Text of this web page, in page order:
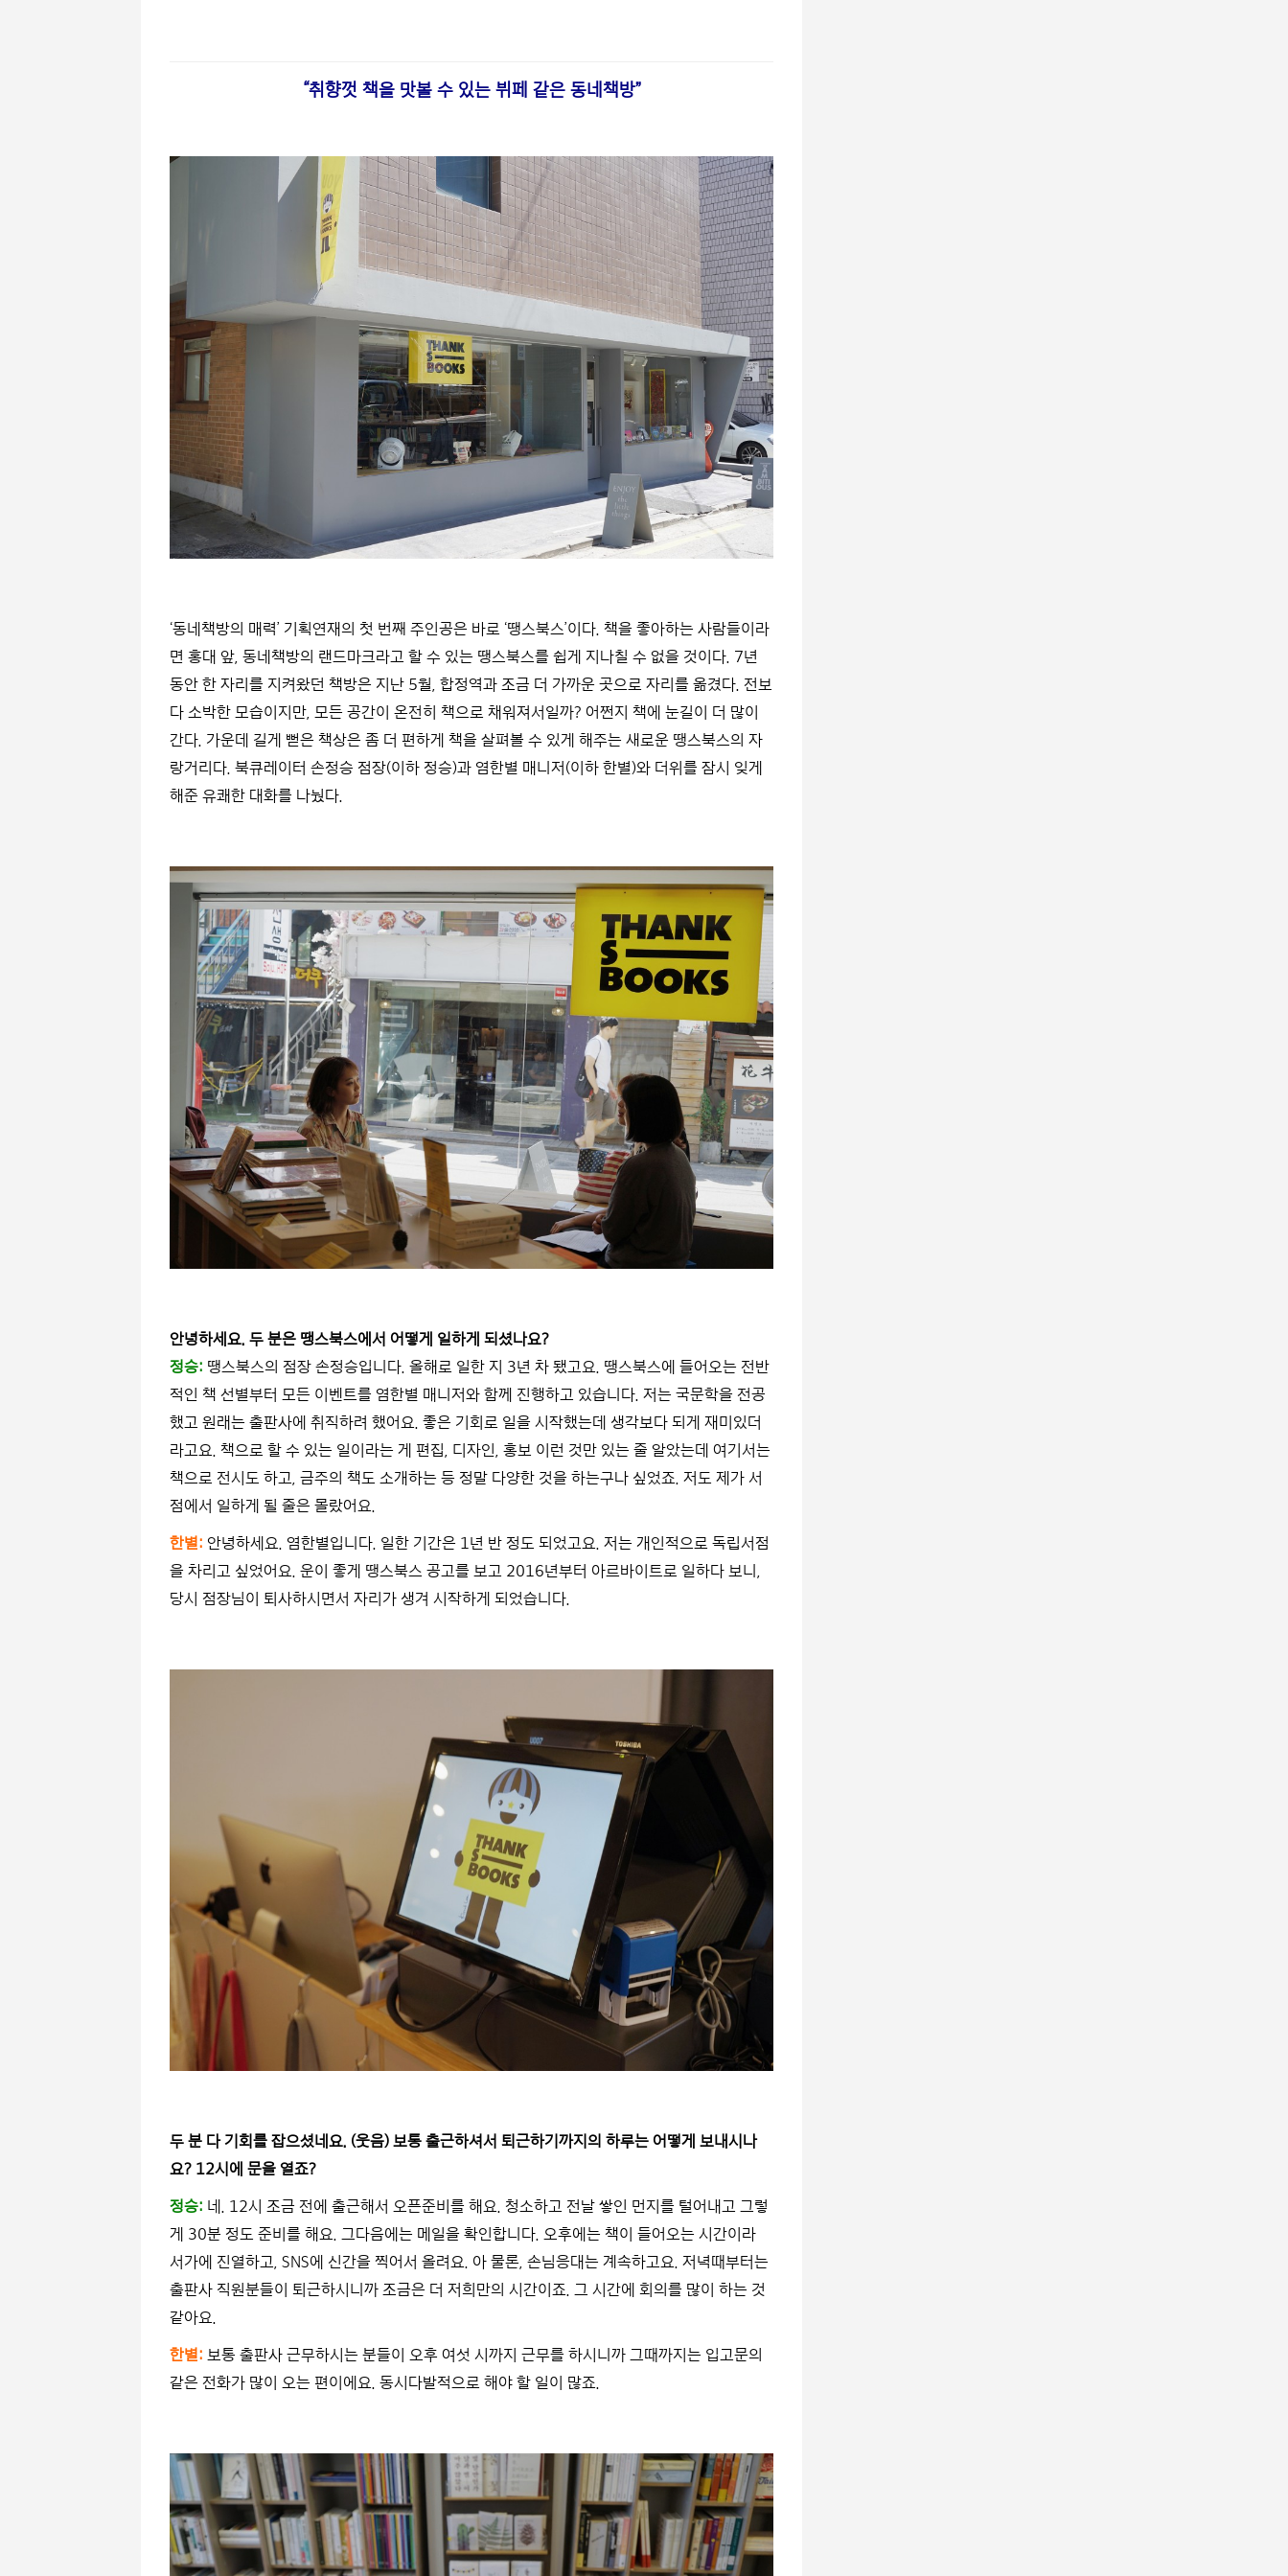
“취향껏 책을 맛볼 수 있는 뷔페 같은 동네책방”
‘동네책방의 매력’ 기획연재의 첫 번째 주인공은 바로 ‘땡스북스’이다. 책을 좋아하는 사람들이라
면 홍대 앞, 동네책방의 랜드마크라고 할 수 있는 땡스북스를 쉽게 지나칠 수 없을 것이다. 7년
동안 한 자리를 지켜왔던 책방은 지난 5월, 합정역과 조금 더 가까운 곳으로 자리를 옮겼다. 전보
다 소박한 모습이지만, 모든 공간이 온전히 책으로 채워져서일까? 어쩐지 책에 눈길이 더 많이
간다. 가운데 길게 뻗은 책상은 좀 더 편하게 책을 살펴볼 수 있게 해주는 새로운 땡스북스의 자
랑거리다. 북큐레이터 손정승 점장(이하 정승)과 염한별 매니저(이하 한별)와 더위를 잠시 잊게
해준 유쾌한 대화를 나눴다.
안녕하세요. 두 분은 땡스북스에서 어떻게 일하게 되셨나요?
정승: 땡스북스의 점장 손정승입니다. 올해로 일한 지 3년 차 됐고요. 땡스북스에 들어오는 전반
적인 책 선별부터 모든 이벤트를 염한별 매니저와 함께 진행하고 있습니다. 저는 국문학을 전공
했고 원래는 출판사에 취직하려 했어요. 좋은 기회로 일을 시작했는데 생각보다 되게 재미있더
라고요. 책으로 할 수 있는 일이라는 게 편집, 디자인, 홍보 이런 것만 있는 줄 알았는데 여기서는
책으로 전시도 하고, 금주의 책도 소개하는 등 정말 다양한 것을 하는구나 싶었죠. 저도 제가 서
점에서 일하게 될 줄은 몰랐어요.
한별: 안녕하세요. 염한별입니다. 일한 기간은 1년 반 정도 되었고요. 저는 개인적으로 독립서점
을 차리고 싶었어요. 운이 좋게 땡스북스 공고를 보고 2016년부터 아르바이트로 일하다 보니,
당시 점장님이 퇴사하시면서 자리가 생겨 시작하게 되었습니다.
두 분 다 기회를 잡으셨네요. (웃음) 보통 출근하셔서 퇴근하기까지의 하루는 어떻게 보내시나
요? 12시에 문을 열죠?
정승: 네. 12시 조금 전에 출근해서 오픈준비를 해요. 청소하고 전날 쌓인 먼지를 털어내고 그렇
게 30분 정도 준비를 해요. 그다음에는 메일을 확인합니다. 오후에는 책이 들어오는 시간이라
서가에 진열하고, SNS에 신간을 찍어서 올려요. 아 물론, 손님응대는 계속하고요. 저녁때부터는
출판사 직원분들이 퇴근하시니까 조금은 더 저희만의 시간이죠. 그 시간에 회의를 많이 하는 것
같아요.
한별: 보통 출판사 근무하시는 분들이 오후 여섯 시까지 근무를 하시니까 그때까지는 입고문의
같은 전화가 많이 오는 편이에요. 동시다발적으로 해야 할 일이 많죠.